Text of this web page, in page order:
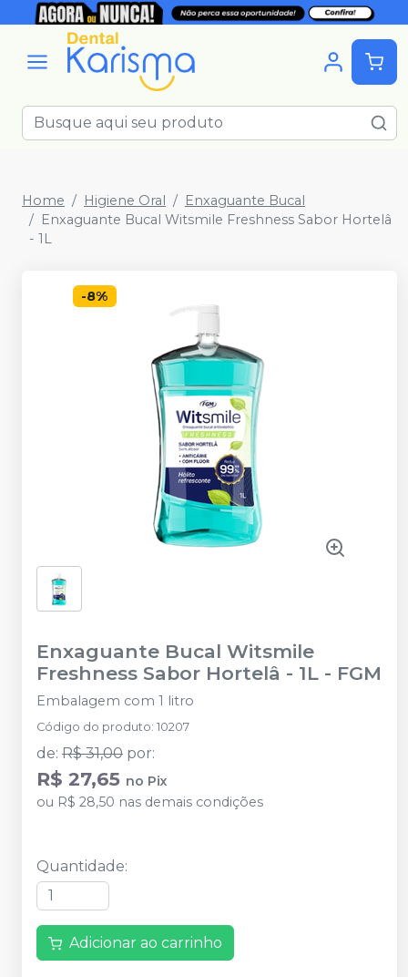
Home Higiene Oral
Enxaguante Bucal
Enxaguante Bucal Witsmile Freshness Sabor Hortelâ
- 1L
-8%
Enxaguante Bucal Witsmile
Freshness Sabor Hortelâ - 1L - FGM
Embalagem com 1 litro
Código do produto: 10207
de: R$ 31,00 por:
R$ 27,65 no Pix
ou R$ 28,50 nas demais condições
Quantidade:
Adicionar ao carrinho